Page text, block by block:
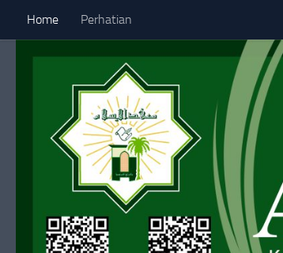
Skip to content
Home Perhatian